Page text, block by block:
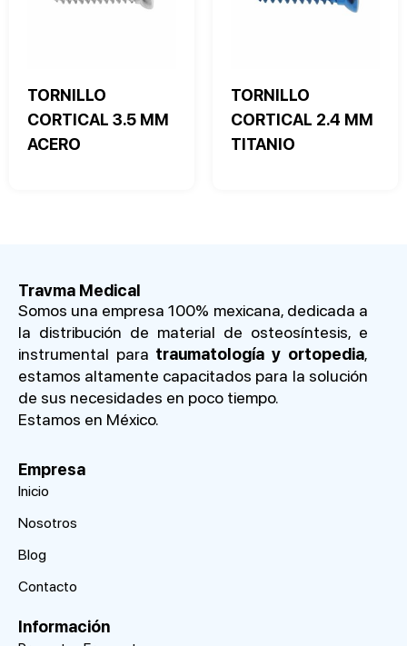
TORNILLO
CORTICAL 3.5 MM
ACERO
TORNILLO
CORTICAL 2.4 MM
TITANIO
Travma Medical
Somos una empresa 100% mexicana, dedicada a
la distribución de material de osteosíntesis, e
instrumental para traumatología y ortopedia,
estamos altamente capacitados para la solución
de sus necesidades en poco tiempo.
Estamos en México.
Empresa
Inicio
Nosotros
Blog
Contacto
Información